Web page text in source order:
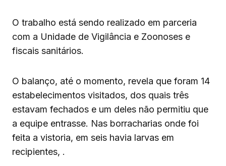
O trabalho está sendo realizado em parceria
com a Unidade de Vigilância e Zoonoses e
fiscais sanitários.
O balanço, até o momento, revela que foram 14
estabelecimentos visitados, dos quais três
estavam fechados e um deles não permitiu que
a equipe entrasse. Nas borracharias onde foi
feita a vistoria, em seis havia larvas em
recipientes, .